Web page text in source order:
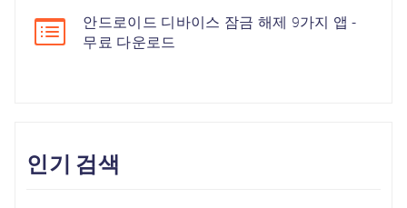
안드로이드 디바이스 잠금 해제 9가지 앱 -
무료 다운로드
인기 검색